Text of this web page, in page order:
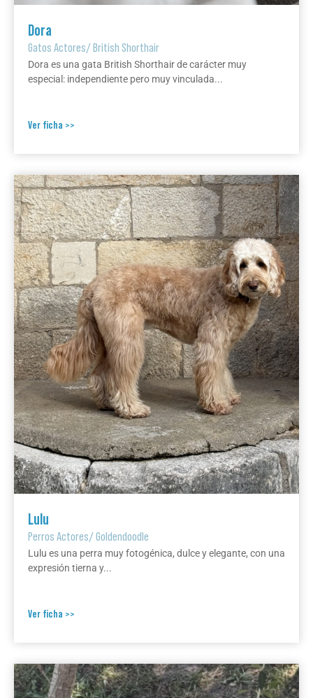
Dora
Gatos Actores/British Shorthair
Dora es una gata British Shorthair de carácter muy
especial: independiente pero muy vinculada...
Ver ficha >>
Lulu
Perros Actores/Goldendoodle
Lulu es una perra muy fotogénica, dulce y elegante, con una
expresión tierna y...
Ver ficha >>